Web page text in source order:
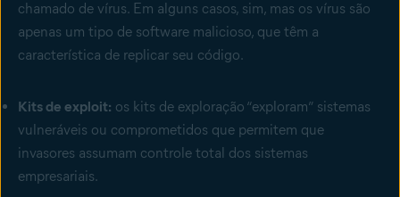
chamado de vírus. Em alguns casos, sim, mas os vírus são
apenas um tipo de software malicioso, que têm a
característica de replicar seu código.
Kits de exploit: os kits de exploração “exploram” sistemas
vulneráveis ou comprometidos que permitem que
invasores assumam controle total dos sistemas
empresariais.